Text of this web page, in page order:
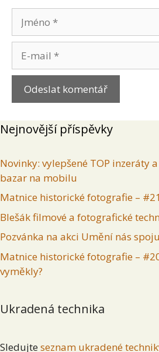
mail
Nejnovější příspěvky
Novinky: vylepšené TOP inzeráty
bazar na mobilu
Matnice historické fotografie –
Blešák filmové a fotografické
Pozvánka na akci Umění nás
Matnice historické fotografie –
vyměkly?
Ukradená technika
Sledujte seznam ukradené